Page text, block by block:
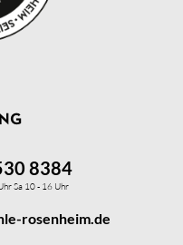
8384
Sa 10 - 16 Uhr
rosenheim.de